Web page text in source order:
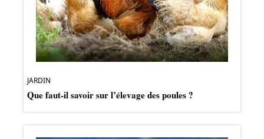
JARDIN
Que faut-il savoir sur l’élevage des poules ?